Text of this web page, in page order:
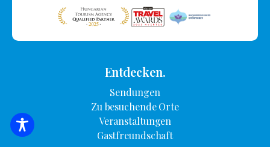
SUCHE NACH UNTERKUNFT
Entdecken.
Sendungen
Zu besuchende Orte
Veranstaltungen
Gastfreundschaft